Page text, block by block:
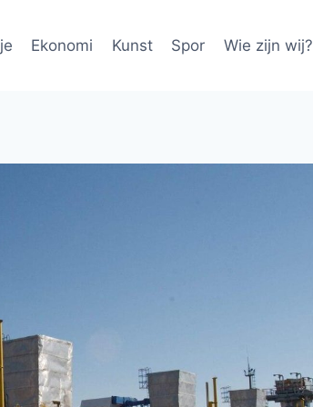
Ekonomi Kunst Spor Wie zijn wij?